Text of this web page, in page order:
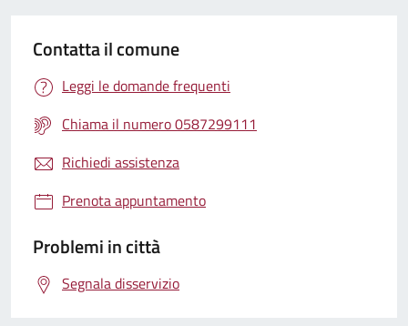
Contatta il comune
Leggi le domande frequenti
Chiama il numero 0587299111
Richiedi assistenza
Prenota appuntamento
Problemi in città
Segnala disservizio